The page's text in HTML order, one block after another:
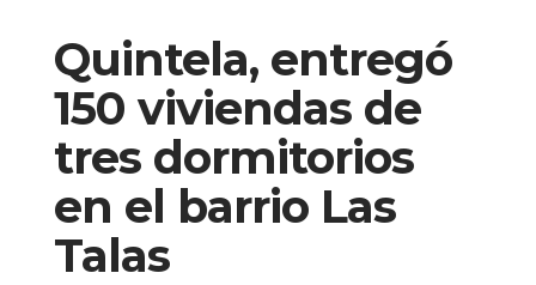
Quintela, entregó
150 viviendas de
tres dormitorios
en el barrio Las
Talas